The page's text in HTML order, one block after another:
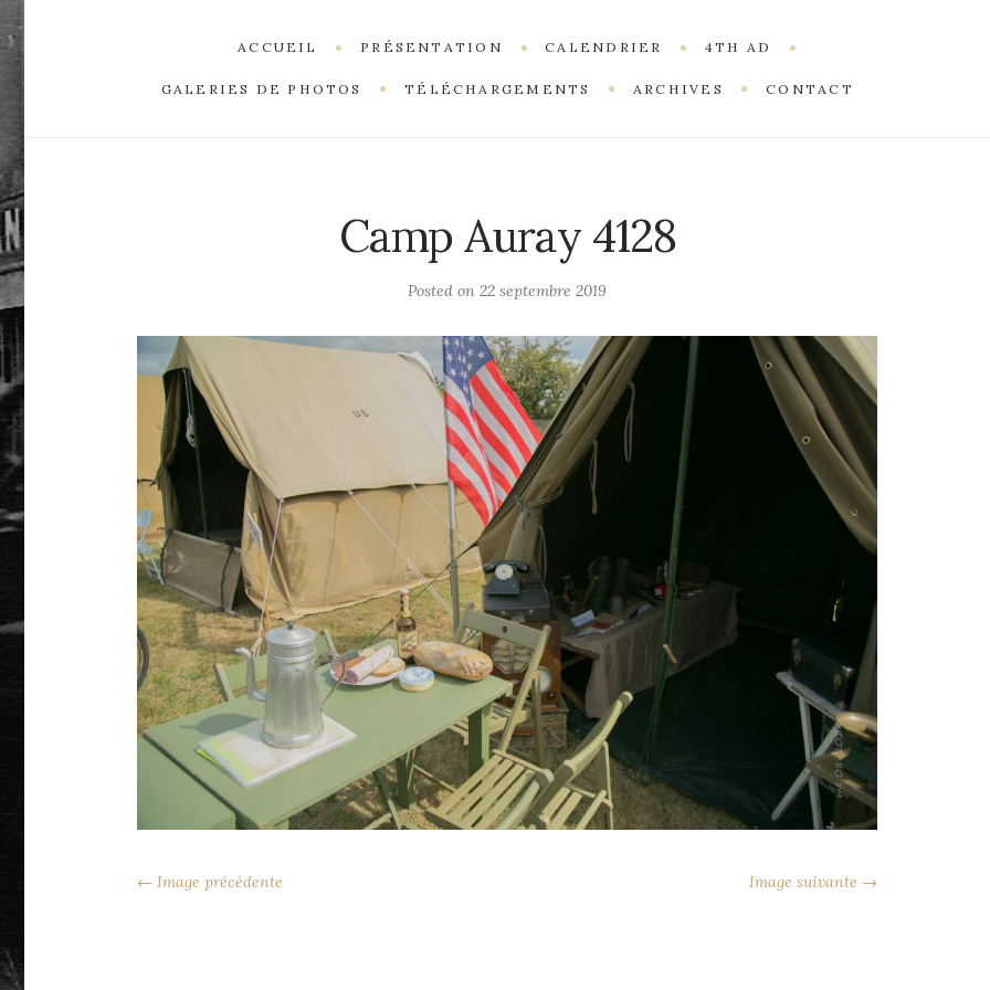
ACCUEIL PRÉSENTATION CALENDRIER 4TH AD
GALERIES DE PHOTOS TÉLÉCHARGEMENTS ARCHIVES CONTACT
Camp Auray 4128
Posted on22 septembre 2019
← Image précédente Image suivante →